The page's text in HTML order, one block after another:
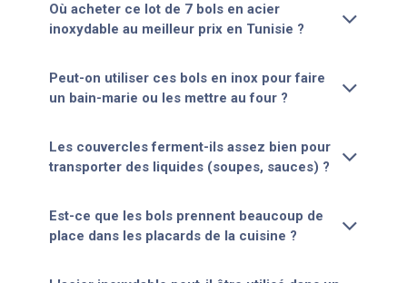
Où acheter ce lot de 7 bols en acier
inoxydable au meilleur prix en Tunisie ?
Peut-on utiliser ces bols en inox pour faire
un bain-marie ou les mettre au four ?
Les couvercles ferment-ils assez bien pour
transporter des liquides (soupes, sauces) ?
Est-ce que les bols prennent beaucoup de
place dans les placards de la cuisine ?